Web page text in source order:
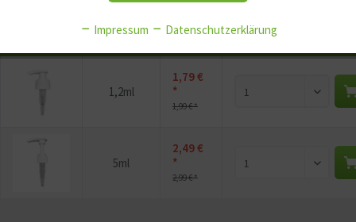
Variante
1,2ml
1,79 €
*
1,99 € *
5ml
2,49 €
*
2,99 € *
Service Aktiv
Impressum Datenschutzerklärung